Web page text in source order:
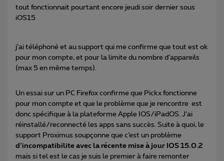
tout fonctionnait pourtant encore jeudi soir dernier sous
iOS15
j’ai téléphoné et au support qui me confirme que tout est ok
pour mon compte, et pour la limite du nombre d’appareils
(max 5 en même temps).
Un essai sur un PC Firefox confirme que Pickx fonctionne
pour mon compte et que le problème que je rencontre est
donc spécifique à la plateforme Apple IOS/iPadOS. J’ai
réinstallé/reconnecté les apps sans succès. Suite à quoi, le
support Proximus soupçonne que c’est un problème
d’incompatibilite avec la récente mise à jour IOS 15.0.2
mais si tel est le cas je suis le premier à faire remonter